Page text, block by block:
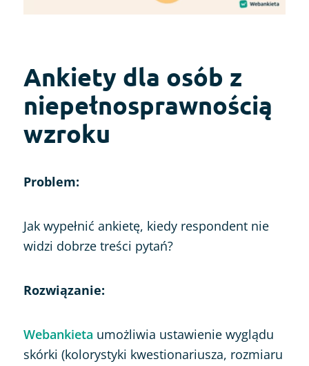
Ankiety dla osób z
niepełnosprawnością
wzroku
Problem:
Jak wypełnić ankietę, kiedy respondent nie
widzi dobrze treści pytań?
Rozwiązanie:
Webankieta umożliwia ustawienie wyglądu
skórki (kolorystyki kwestionariusza, rozmiaru